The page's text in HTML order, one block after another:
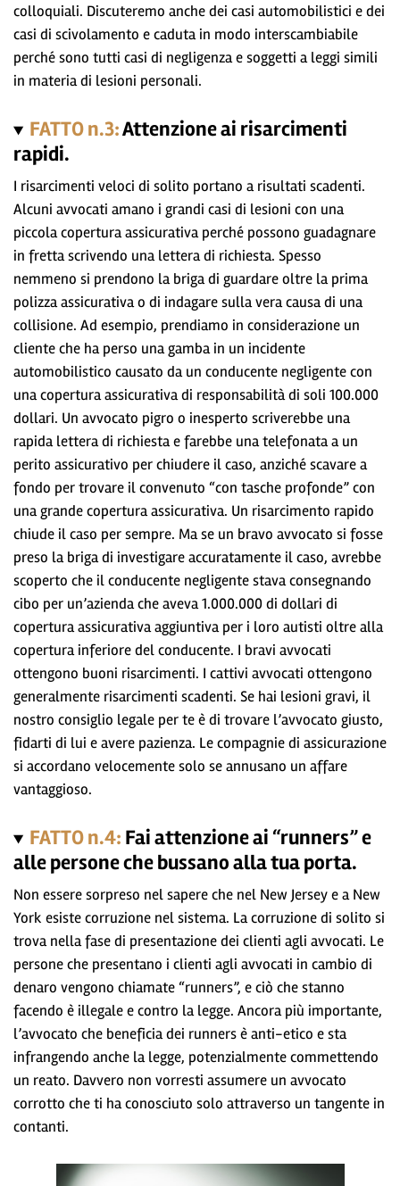
colloquiali. Discuteremo anche dei casi automobilistici e dei
casi di scivolamento e caduta in modo interscambiabile
perché sono tutti casi di negligenza e soggetti a leggi simili
in materia di lesioni personali.
FATTO n.3:Attenzione ai risarcimenti
rapidi.
I risarcimenti veloci di solito portano a risultati scadenti.
Alcuni avvocati amano i grandi casi di lesioni con una
piccola copertura assicurativa perché possono guadagnare
in fretta scrivendo una lettera di richiesta. Spesso
nemmeno si prendono la briga di guardare oltre la prima
polizza assicurativa o di indagare sulla vera causa di una
collisione. Ad esempio, prendiamo in considerazione un
cliente che ha perso una gamba in un incidente
automobilistico causato da un conducente negligente con
una copertura assicurativa di responsabilità di soli 100.000
dollari. Un avvocato pigro o inesperto scriverebbe una
rapida lettera di richiesta e farebbe una telefonata a un
perito assicurativo per chiudere il caso, anziché scavare a
fondo per trovare il convenuto “con tasche profonde” con
una grande copertura assicurativa. Un risarcimento rapido
chiude il caso per sempre. Ma se un bravo avvocato si fosse
preso la briga di investigare accuratamente il caso, avrebbe
scoperto che il conducente negligente stava consegnando
cibo per un’azienda che aveva 1.000.000 di dollari di
copertura assicurativa aggiuntiva per i loro autisti oltre alla
copertura inferiore del conducente. I bravi avvocati
ottengono buoni risarcimenti. I cattivi avvocati ottengono
generalmente risarcimenti scadenti. Se hai lesioni gravi, il
nostro consiglio legale per te è di trovare l’avvocato giusto,
fidarti di lui e avere pazienza. Le compagnie di assicurazione
si accordano velocemente solo se annusano un affare
vantaggioso.
FATTO n.4: Fai attenzione ai “runners” e
alle persone che bussano alla tua porta.
Non essere sorpreso nel sapere che nel New Jersey e a New
York esiste corruzione nel sistema. La corruzione di solito si
trova nella fase di presentazione dei clienti agli avvocati. Le
persone che presentano i clienti agli avvocati in cambio di
denaro vengono chiamate “runners”, e ciò che stanno
facendo è illegale e contro la legge. Ancora più importante,
l’avvocato che beneficia dei runners è anti-etico e sta
infrangendo anche la legge, potenzialmente commettendo
un reato. Davvero non vorresti assumere un avvocato
corrotto che ti ha conosciuto solo attraverso un tangente in
contanti.